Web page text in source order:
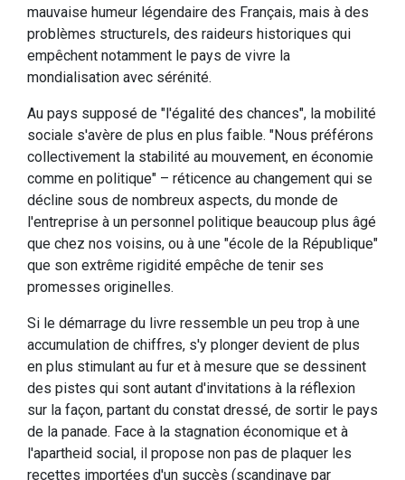
mauvaise humeur légendaire des Français, mais à des
problèmes structurels, des raideurs historiques qui
empêchent notamment le pays de vivre la
mondialisation avec sérénité.
Au pays supposé de "l'égalité des chances", la mobilité
sociale s'avère de plus en plus faible. "Nous préférons
collectivement la stabilité au mouvement, en économie
comme en politique" – réticence au changement qui se
décline sous de nombreux aspects, du monde de
l'entreprise à un personnel politique beaucoup plus âgé
que chez nos voisins, ou à une "école de la République"
que son extrême rigidité empêche de tenir ses
promesses originelles.
Si le démarrage du livre ressemble un peu trop à une
accumulation de chiffres, s'y plonger devient de plus
en plus stimulant au fur et à mesure que se dessinent
des pistes qui sont autant d'invitations à la réflexion
sur la façon, partant du constat dressé, de sortir le pays
de la panade. Face à la stagnation économique et à
l'apartheid social, il propose non pas de plaquer les
recettes importées d'un succès (scandinave par